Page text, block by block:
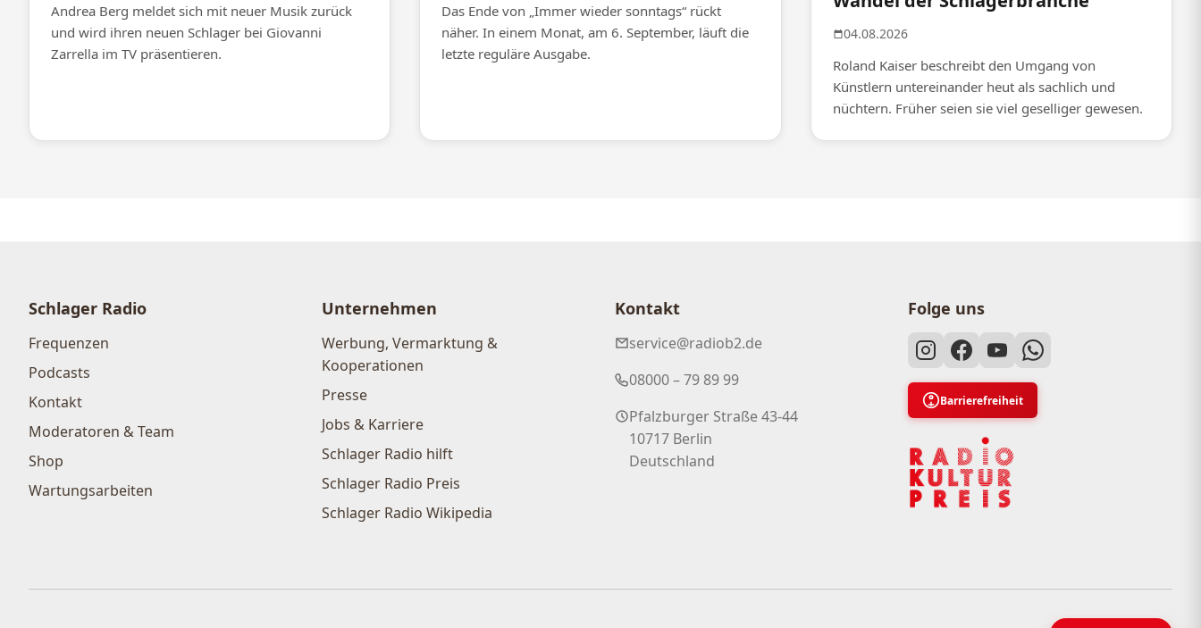
Andrea Berg meldet sich mit neuer Musik zurück
und wird ihren neuen Schlager bei Giovanni
Zarrella im TV präsentieren.
Das Ende von „Immer wieder sonntags“ rückt
näher. In einem Monat, am 6. September, läuft die
letzte reguläre Ausgabe.
04.08.2026
Roland Kaiser beschreibt den Umgang von
Künstlern untereinander heut als sachlich und
nüchtern. Früher seien sie viel geselliger gewesen.
Schlager Radio
Frequenzen
Podcasts
Kontakt
Moderatoren & Team
Shop
Wartungsarbeiten
Unternehmen
Werbung, Vermarktung &
Kooperationen
Presse
Jobs & Karriere
Schlager Radio hilft
Schlager Radio Preis
Schlager Radio Wikipedia
Kontakt
service@radiob2.de
08000 – 79 89 99
Pfalzburger Straße 43-44
10717 Berlin
Deutschland
Folge uns
Barrierefreiheit